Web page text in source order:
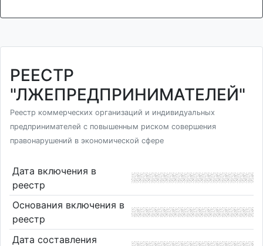
РЕЕСТР
"ЛЖЕПРЕДПРИНИМАТЕЛЕЙ"
Реестр коммерческих организаций и индивидуальных
предпринимателей с повышенным риском совершения
правонарушений в экономической сфере
Дата включения в
реестр
Основания включения в
реестр
Дата составления